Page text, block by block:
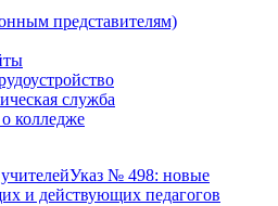
представителям)
служба
колледже
Указ № 498: новые
и действующих педагогов